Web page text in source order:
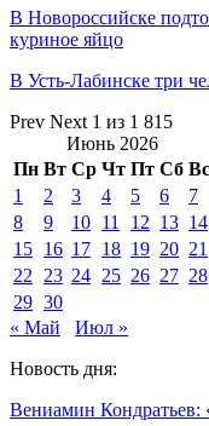
В Новороссийске
куриное яйцо
В Усть-Лабинске три
Prev Next 1 из 1 815
Июнь 2026
Пн Вт Ср Чт Пт Сб Вс
1
2 3 4 5 6
7
8
9 10 11 12 13 14
15 16 17 18 19 20 21
22
23 24 25 26 27 28
29 30
« Май
Июл »
Новость дня:
Вениамин Кондратьев: